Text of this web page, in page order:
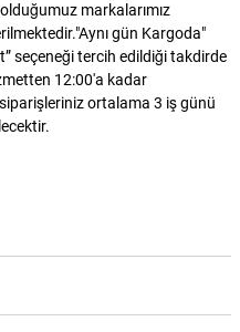
markalarımız
gün Kargoda"
seçeneği tercih edildiği takdirde
12:00'a kadar
ortalama 3 iş günü